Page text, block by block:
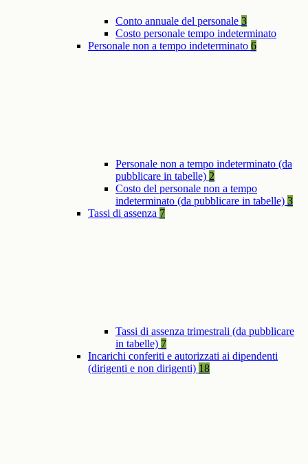
Conto annuale del personale 3
Costo personale tempo indeterminato
Personale non a tempo indeterminato 6
Personale non a tempo indeterminato (da
pubblicare in tabelle) 2
Costo del personale non a tempo
indeterminato (da pubblicare in tabelle) 3
Tassi di assenza 7
Tassi di assenza trimestrali (da pubblicare
in tabelle) 7
Incarichi conferiti e autorizzati ai dipendenti
(dirigenti e non dirigenti) 18